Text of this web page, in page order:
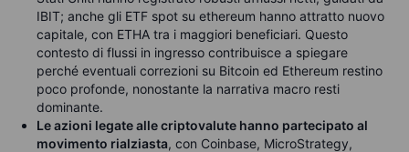
IBIT; anche gli ETF spot su ethereum hanno attratto nuovo
capitale, con ETHA tra i maggiori beneficiari. Questo
contesto di flussi in ingresso contribuisce a spiegare
perché eventuali correzioni su Bitcoin ed Ethereum restino
poco profonde, nonostante la narrativa macro resti
dominante.
Le azioni legate alle criptovalute hanno partecipato al
movimento rialziasta, con Coinbase, MicroStrategy,